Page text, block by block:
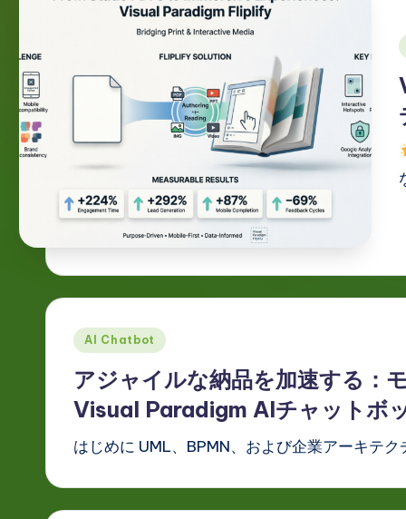
J
p
e
Posted
AI Chatbot
アジャイルな納品を加速する：
Visual Paradigm AIチャットボ
はじめに UML、BPMN、および企業アーキテ